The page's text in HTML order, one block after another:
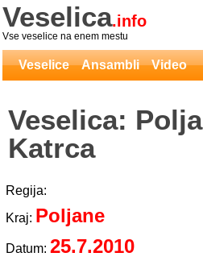
Veselica.info
Vse veselice na enem mestu
Veselice Ansambli Video
Veselica:
Katrca
Regija:
Kraj: Poljane
Datum: 25.7.2010